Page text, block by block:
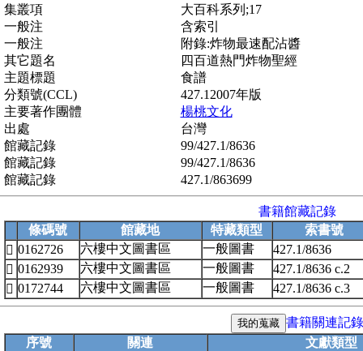
集叢項
大百科系列;17
一般注
含索引
一般注
附錄:炸物最速配沾醬
其它題名
四百道熱門炸物聖經
主題標題
食譜
分類號(CCL)
427.12007年版
主要著作團體
楊桃文化
出處
台灣
館藏記錄
99/427.1/8636
館藏記錄
99/427.1/8636
館藏記錄
427.1/863699
書籍館藏記錄
條碼號
館藏地 特藏類型
索書號
 0162726 六樓中文圖書區 一般圖書
427.1/8636
 0162939 六樓中文圖書區 一般圖書
427.1/8636 c.2
 0172744 六樓中文圖書區 一般圖書 427.1/8636 c.3
書籍關連記錄
序號
關連
文獻類型